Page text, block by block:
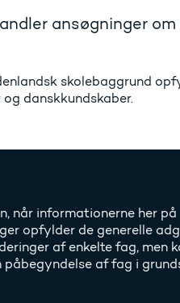
ansøgninger
skolebaggrund
danskkundskaber.
når informationerne her på
opfylder de generelle
af enkelte fag, men
af fag i